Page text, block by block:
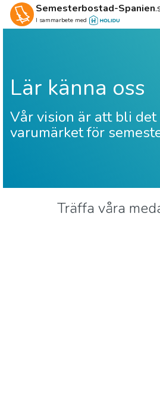
Semesterbostad-Spanien
I sammarbete med
Lär känna oss
Vår vision är att bli
varumärket för
Träffa våra